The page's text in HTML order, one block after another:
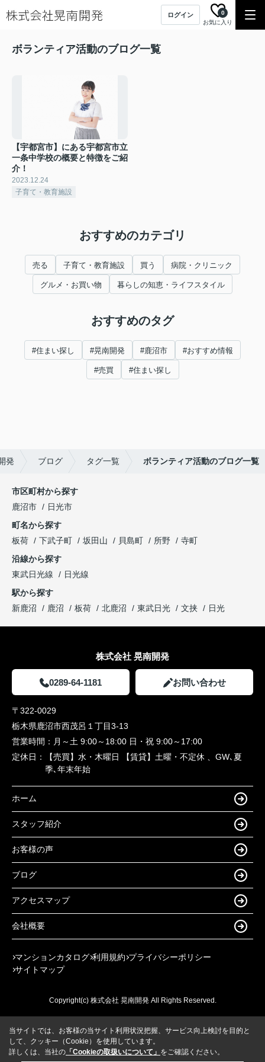
ログイン
お気に入り
0
ボランティア活動のブログ一覧
【宇都宮市】にある宇都宮市立
一条中学校の概要と特徴をご紹
介！
2023.12.24
子育て・教育施設
おすすめのカテゴリ
売る 子育て・教育施設 買う 病院・クリニック
グルメ・お買い物 暮らしの知恵・ライフスタイル
おすすめのタグ
#住まい探し #晃南開発 #鹿沼市 #おすすめ情報
#売買 #住まい探し
発 ブログ タグ一覧 ボランティア活動のブログ一覧
市区町村から探す
鹿沼市
日光市
町名から探す
板荷
下武子町 坂田山 貝島町 所野
寺町
沿線から探す
東武日光線
日光線
駅から探す
新鹿沼
鹿沼 板荷 北鹿沼 東武日光 文挟 日光
株式会社 晃南開発
0289-64-1181 お問い合わせ
〒322-0029
栃木県鹿沼市西茂呂１丁目3-13
営業時間： 月～土 9:00～18:00 日・祝 9:00～17:00
定休日：
【売買】水・木曜日 【賃貸】土曜・不定休 、GW､夏
季､年末年始
ホーム
スタッフ紹介
お客様の声
ブログ
アクセスマップ
会社概要
マンションカタログ 利用規約 プライバシーポリシー
サイトマップ
Copyright(c) 株式会社 晃南開発 All Rights Reserved.
当サイトでは、お客様の当サイト利用状況把握、サービス向上検討を目的と
して、クッキー（Cookie）を使用しています。
詳しくは、当社の 「Cookieの取扱いについて」 をご確認ください。